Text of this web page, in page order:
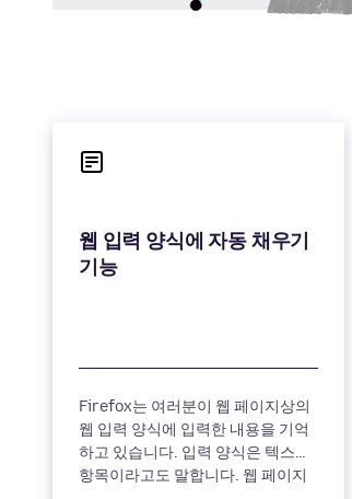
웹 입력 양식에 자동 채우기
기능
Firefox는 여러분이 웹 페이지상의
웹 입력 양식에 입력한 내용을 기억
하고 있습니다. 입력 양식은 텍스트
항목이라고도 말합니다. 웹 페이지